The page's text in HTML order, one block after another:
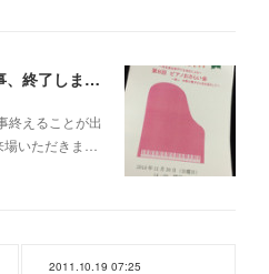
２０１４ おさらい会 無事、終了しました。
終えることが出
いただきま…
2011.10.19 07:25